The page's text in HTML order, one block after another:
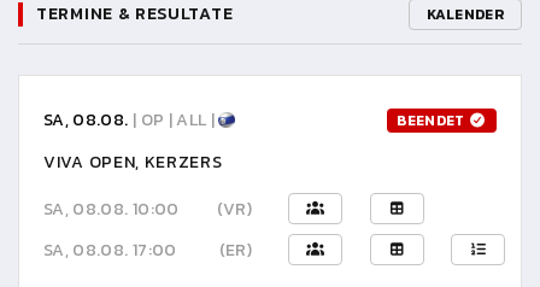
TERMINE & RESULTATE KALENDER
SA, 08.08. | OP | ALL | BEENDET
VIVA OPEN, KERZERS
SA, 08.08. 10:00
(VR)
SA, 08.08. 17:00
(ER)